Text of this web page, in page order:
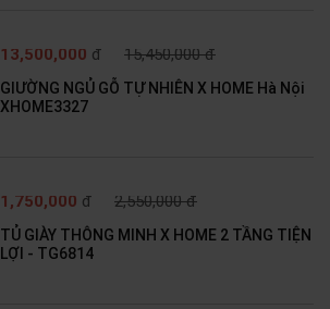
13,500,000 đ 15,450,000 đ
GIƯỜNG NGỦ GỖ TỰ NHIÊN X HOME Hà Nội
XHOME3327
1,750,000 đ 2,550,000 đ
TỦ GIÀY THÔNG MINH X HOME 2 TẦNG TIỆN
LỢI - TG6814